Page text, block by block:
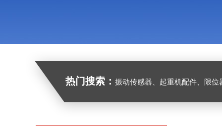
热门搜索： 振动传感器、起重机配件、限位器、